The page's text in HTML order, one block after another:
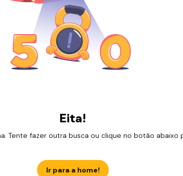
Eita!
Tente fazer outra busca ou clique no botão abaixo
Ir para a home!